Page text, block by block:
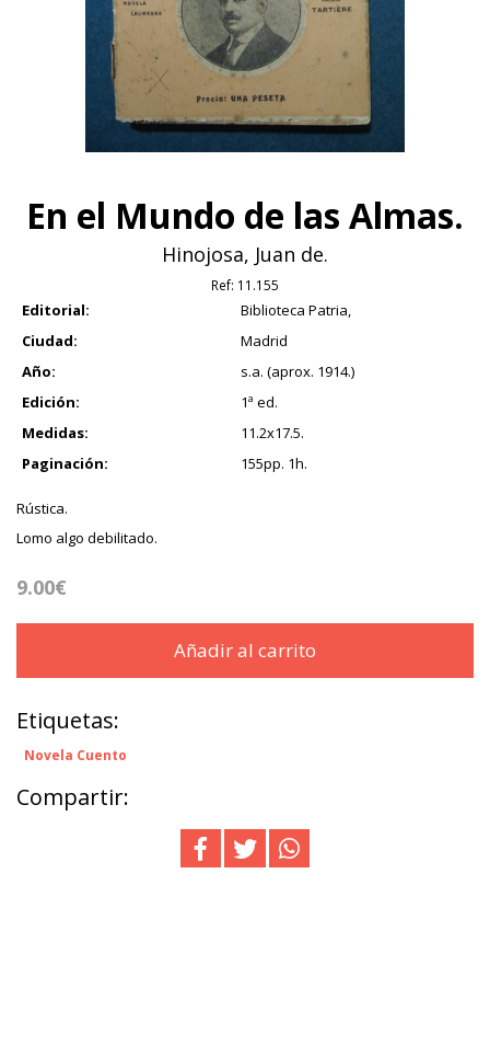
En el Mundo de las Almas.
Hinojosa, Juan de.
Ref: 11.155
Editorial:
Biblioteca Patria,
Ciudad:
Madrid
Año:
s.a. (aprox. 1914.)
Edición:
1ª ed.
Medidas:
11.2x17.5.
Paginación:
155pp. 1h.
Rústica.
Lomo algo debilitado.
9.00€
Añadir al carrito
Etiquetas:
Novela Cuento
Compartir: